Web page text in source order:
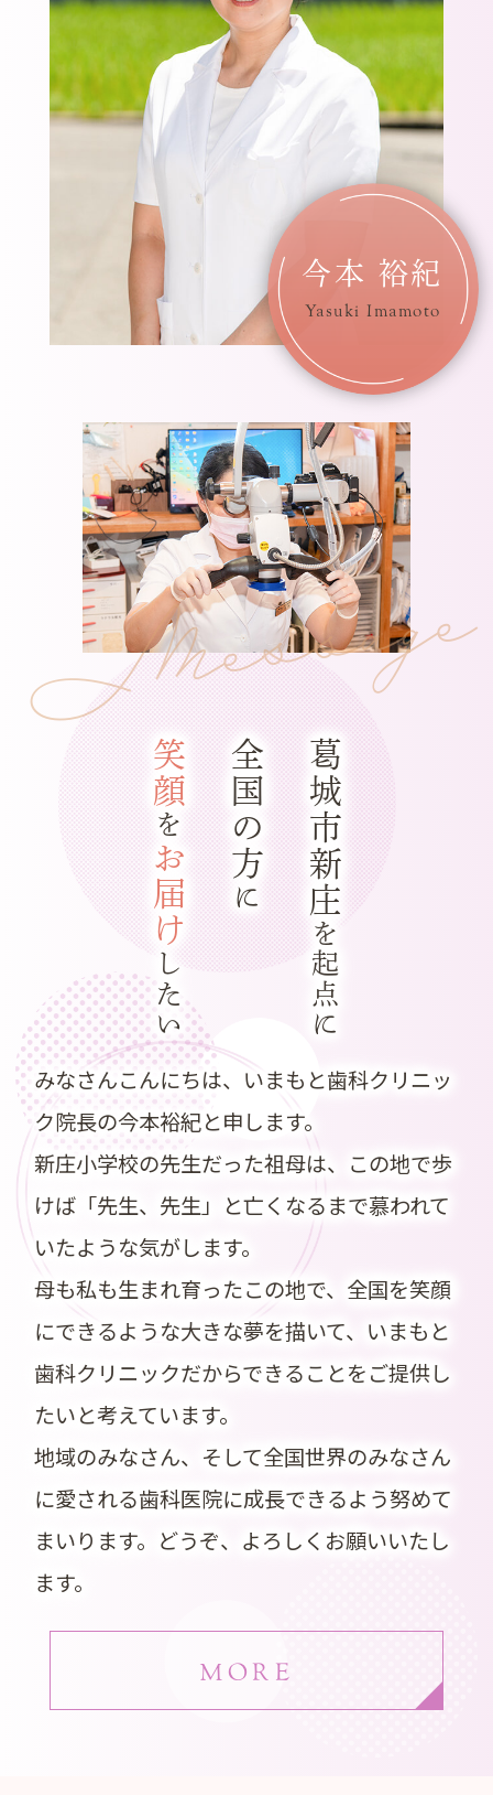
今本 裕紀
Yasuki Imamoto
Message
葛城市新庄
を起点に
全国の方
に
笑顔
を
お届け
したい
みなさんこんにちは、いまもと歯科クリニッ
ク院長の今本裕紀と申します。
新庄小学校の先生だった祖母は、この地で歩
けば「先生、先生」と亡くなるまで慕われて
いたような気がします。
母も私も生まれ育ったこの地で、全国を笑顔
にできるような大きな夢を描いて、いまもと
歯科クリニックだからできることをご提供し
たいと考えています。
地域のみなさん、そして全国世界のみなさん
に愛される歯科医院に成長できるよう努めて
まいります。どうぞ、よろしくお願いいたし
ます。
MORE